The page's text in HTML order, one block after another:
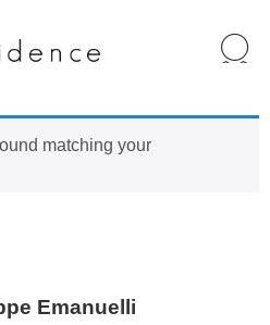
matching your
Emanuelli